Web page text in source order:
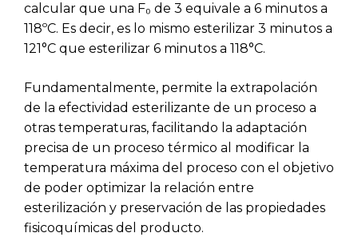
calcular que una F₀ de 3 equivale a 6 minutos a
118ºC. Es decir, es lo mismo esterilizar 3 minutos a
121°C que esterilizar 6 minutos a 118°C.
Fundamentalmente, permite la extrapolación
de la efectividad esterilizante de un proceso a
otras temperaturas, facilitando la adaptación
precisa de un proceso térmico al modificar la
temperatura máxima del proceso con el objetivo
de poder optimizar la relación entre
esterilización y preservación de las propiedades
fisicoquímicas del producto.